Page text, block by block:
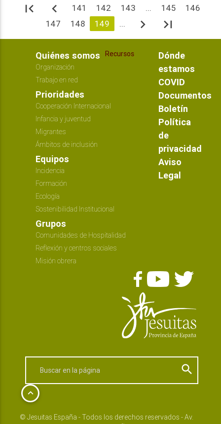
first_page navigate_before 141 142 143 ... 145
146
147
148 149 ... navigate_next last_page
Quiénes somos
Organización
Trabajo en red
Recursos
Prioridades
Cooperación Internacional
Infancia y juventud
Migrantes
Ámbitos de inclusión
Equipos
Incidencia
Formación
Ecología
Sostenibilidad Institucional
Grupos
Comunidades de Hospitalidad
Reflexión y centros sociales
Misión obrera
Dónde
estamos
COVID
Documentos
Boletín
Política
de
privacidad
Aviso
Legal
search
keyboard_arrow_up
© Jesuitas España - Todos los derechos reservados - Av.